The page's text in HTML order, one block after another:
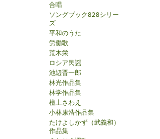
合唱
ソングブック828シリー
ズ
平和のうた
労働歌
荒木栄
ロシア民謡
池辺晋一郎
林光作品集
林学作品集
檀上さわえ
小林康浩作品集
たけよしかず（武義和）
作品集